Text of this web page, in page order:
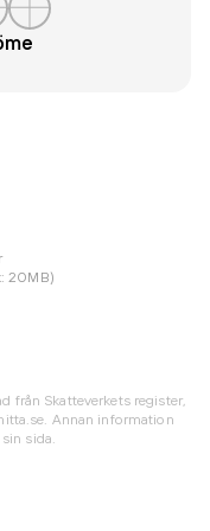
20MB)
från Skatteverkets register,
Annan information
sida.